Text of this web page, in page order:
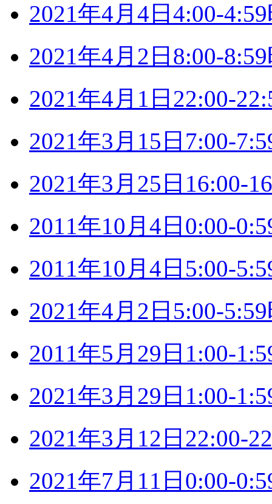
2021年4月4日4:00-
2021年4月2日8:00-
2021年4月1日22:00-
2021年3月15日7:00-
2021年3月25日16:00-
2011年10月4日0:00-
2011年10月4日5:00-
2021年4月2日5:00-
2011年5月29日1:00-
2021年3月29日1:00-
2021年3月12日22:00-
2021年7月11日0:00-